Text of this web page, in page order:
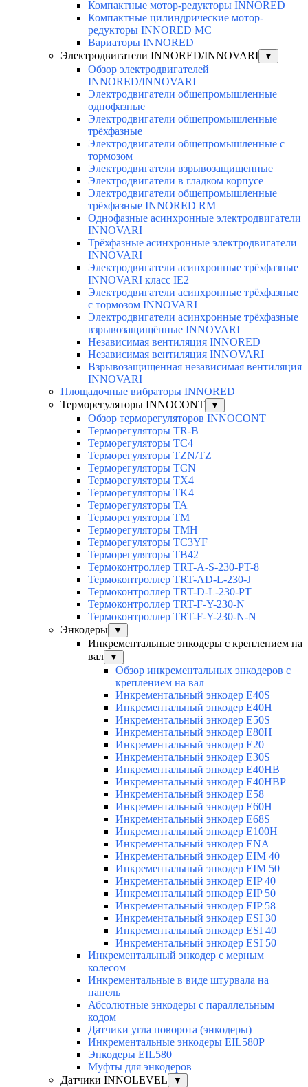
Компактные мотор-редукторы INNORED
Компактные цилиндрические мотор-
редукторы INNORED MC
Вариаторы INNORED
Электродвигатели INNORED/INNOVARI
▼
Обзор электродвигателей
INNORED/INNOVARI
Электродвигатели общепромышленные
однофазные
Электродвигатели общепромышленные
трёхфазные
Электродвигатели общепромышленные с
тормозом
Электродвигатели взрывозащищенные
Электродвигатели в гладком корпусе
Электродвигатели общепромышленные
трёхфазные INNORED RM
Однофазные асинхронные электродвигатели
INNOVARI
Трёхфазные асинхронные электродвигатели
INNOVARI
Электродвигатели асинхронные трёхфазные
INNOVARI класс IE2
Электродвигатели асинхронные трёхфазные
с тормозом INNOVARI
Электродвигатели асинхронные трёхфазные
взрывозащищённые INNOVARI
Независимая вентиляция INNORED
Независимая вентиляция INNOVARI
Взрывозащищенная независимая вентиляция
INNOVARI
Площадочные вибраторы INNORED
Терморегуляторы INNOCONT
▼
Обзор терморегуляторов INNOCONT
Терморегуляторы TR-B
Терморегуляторы TC4
Терморегуляторы TZN/TZ
Терморегуляторы TCN
Терморегуляторы TX4
Терморегуляторы TK4
Терморегуляторы TA
Терморегуляторы TM
Терморегуляторы TMH
Терморегуляторы TC3YF
Терморегуляторы TB42
Термоконтроллер TRT-A-S-230-PT-8
Термоконтроллер TRT-AD-L-230-J
Термоконтроллер TRT-D-L-230-PT
Термоконтроллер TRT-F-Y-230-N
Термоконтроллер TRT-F-Y-230-N-N
Энкодеры
▼
Инкрементальные энкодеры с креплением на
вал
▼
Обзор инкрементальных энкодеров с
креплением на вал
Инкрементальный энкодер E40S
Инкрементальный энкодер E40H
Инкрементальный энкодер E50S
Инкрементальный энкодер E80H
Инкрементальный энкодер E20
Инкрементальный энкодер E30S
Инкрементальный энкодер E40HB
Инкрементальный энкодер E40HBP
Инкрементальный энкодер E58
Инкрементальный энкодер E60H
Инкрементальный энкодер E68S
Инкрементальный энкодер E100H
Инкрементальный энкодер ENA
Инкрементальный энкодер EIM 40
Инкрементальный энкодер EIM 50
Инкрементальный энкодер EIP 40
Инкрементальный энкодер EIP 50
Инкрементальный энкодер EIP 58
Инкрементальный энкодер ESI 30
Инкрементальный энкодер ESI 40
Инкрементальный энкодер ESI 50
Инкрементальный энкодер с мерным
колесом
Инкрементальные в виде штурвала на
панель
Абсолютные энкодеры с параллельным
кодом
Датчики угла поворота (энкодеры)
Инкрементальные энкодеры EIL580P
Энкодеры EIL580
Муфты для энкодеров
Датчики INNOLEVEL
▼